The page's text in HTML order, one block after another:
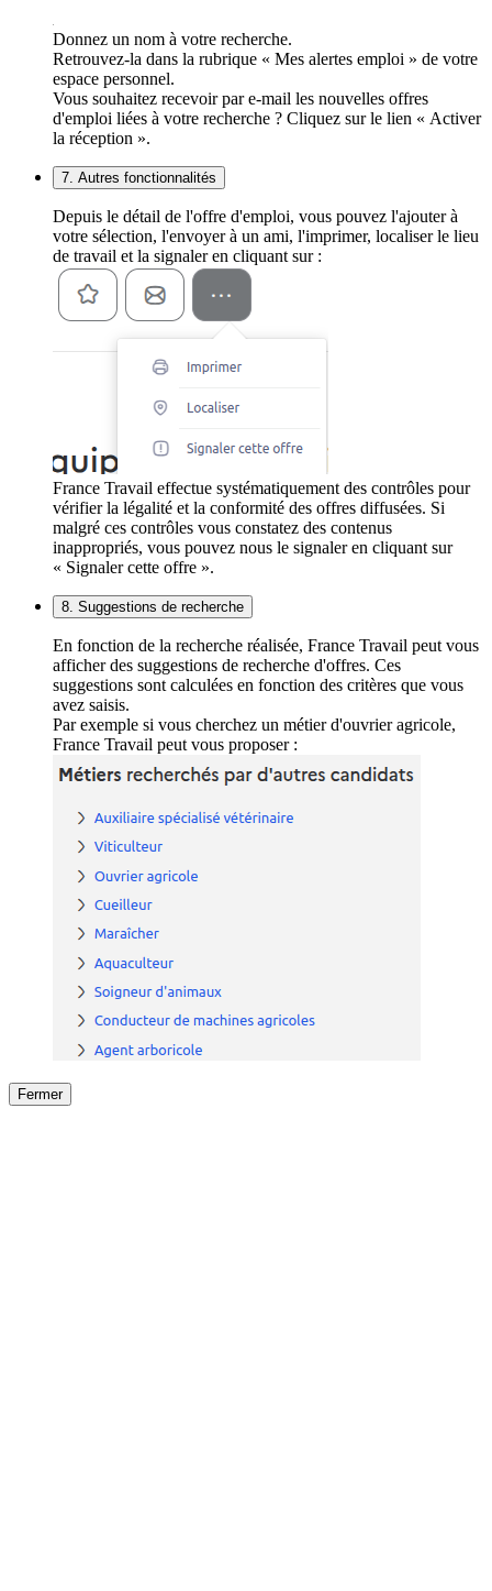
Donnez un nom à votre recherche.
Retrouvez-la dans la rubrique « Mes alertes emploi » de votre
espace personnel.
Vous souhaitez recevoir par e-mail les nouvelles offres
d'emploi liées à votre recherche ? Cliquez sur le lien « Activer
la réception ».
7. Autres fonctionnalités
Depuis le détail de l'offre d'emploi, vous pouvez l'ajouter à
votre sélection, l'envoyer à un ami, l'imprimer, localiser le lieu
de travail et la signaler en cliquant sur :
France Travail effectue systématiquement des contrôles pour
vérifier la légalité et la conformité des offres diffusées. Si
malgré ces contrôles vous constatez des contenus
inappropriés, vous pouvez nous le signaler en cliquant sur
« Signaler cette offre ».
8. Suggestions de recherche
En fonction de la recherche réalisée, France Travail peut vous
afficher des suggestions de recherche d'offres. Ces
suggestions sont calculées en fonction des critères que vous
avez saisis.
Par exemple si vous cherchez un métier d'ouvrier agricole,
France Travail peut vous proposer :
Fermer